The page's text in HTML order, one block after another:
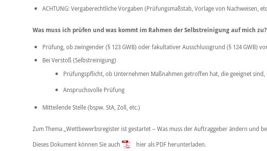
ACHTUNG: Vergaberechtliche Vorgaben (Prüfungsmaßstab, Vorlage von Nachweisen,
Was muss ich prüfen und was kommt im Rahmen der Selbstreinigung auf mich zu?
Prüfung, ob zwingender (§ 123 GWB) oder fakultativer Ausschlussgrund (§ 124 GWB)
Bei Verstoß (Selbstreinigung)
Prüfungspflicht, ob Unternehmen Maßnahmen getroffen hat, die geeignet
Anspruchsvolle Prüfung
Mitteilende Stelle (bspw. StA, Zoll, etc.)
Zum Thema „Wettbewerbsregister ist gestartet – Was muss der Auftraggeber ändern und
Dieses Dokument können Sie auch
hier als PDF herunterladen.